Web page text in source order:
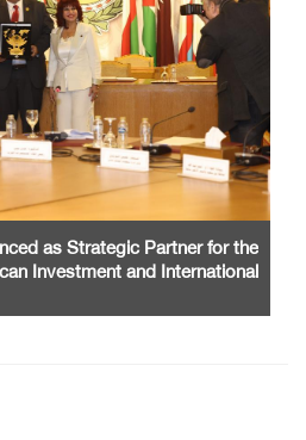
as Strategic Partner for the
Investment and International